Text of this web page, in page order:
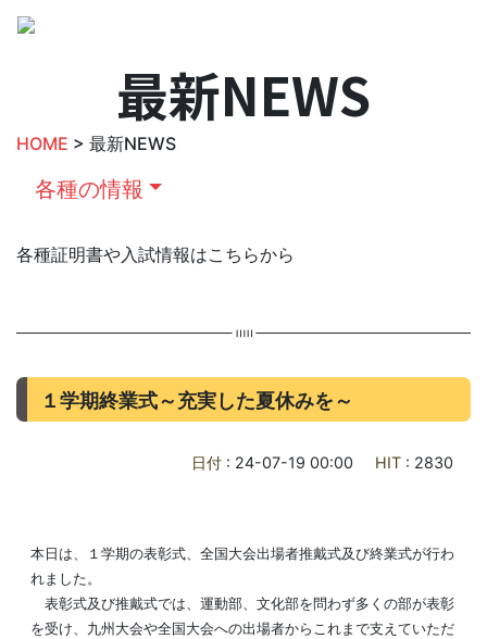
最新NEWS
HOME > 最新NEWS
各種の情報
各種証明書や入試情報はこちらから
１学期終業式～充実した夏休みを～
日付 : 24-07-19 00:00 HIT : 2830
本日は、１学期の表彰式、全国大会出場者推戴式及び終業式が行わ
れました。
表彰式及び推戴式では、運動部、文化部を問わず多くの部が表彰
を受け、九州大会や全国大会への出場者からこれまで支えていただ